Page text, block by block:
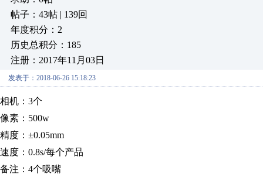
帖子：43帖 | 139回
年度积分：2
历史总积分：185
注册：2017年11月03日
发表于：2018-06-26 15:18:23
相机： 3个
像素： 500w
精度： ±0.05mm
速度： 0.8s/每个产品
备注： 4个吸嘴